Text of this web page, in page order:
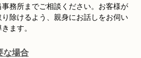
務所までご相談ください。お客様が
除けるよう、親身にお話しをお伺い
ます。
な場合